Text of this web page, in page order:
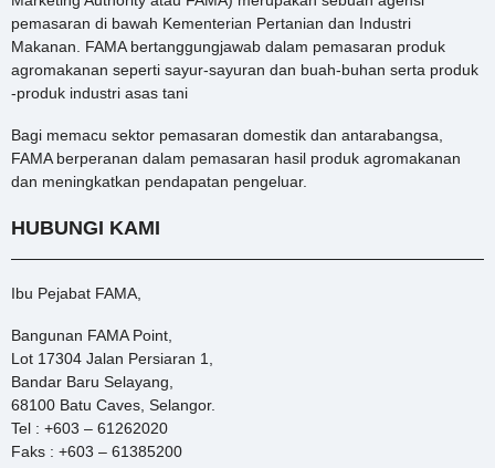
pemasaran di bawah Kementerian Pertanian dan Industri
Makanan. FAMA bertanggungjawab dalam pemasaran produk
agromakanan seperti sayur-sayuran dan buah-buhan serta produk
-produk industri asas tani
Bagi memacu sektor pemasaran domestik dan antarabangsa,
FAMA berperanan dalam pemasaran hasil produk agromakanan
dan meningkatkan pendapatan pengeluar.
HUBUNGI KAMI
Ibu Pejabat FAMA,
Bangunan FAMA Point,
Lot 17304 Jalan Persiaran 1,
Bandar Baru Selayang,
68100 Batu Caves, Selangor.
Tel : +603 – 61262020
Faks : +603 – 61385200